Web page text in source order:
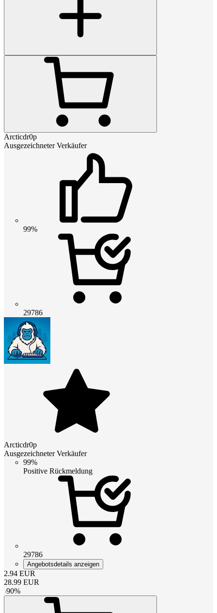
Arcticdr0p
Ausgezeichneter Verkäufer
99%
29786
Arcticdr0p
Ausgezeichneter Verkäufer
99%
Positive Rückmeldung
29786
Angebotsdetails anzeigen
2.94 EUR
28.99 EUR
-90%